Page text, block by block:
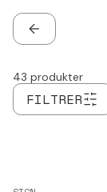
Trådløs
TILBAGE
FILTRER
43 produkter